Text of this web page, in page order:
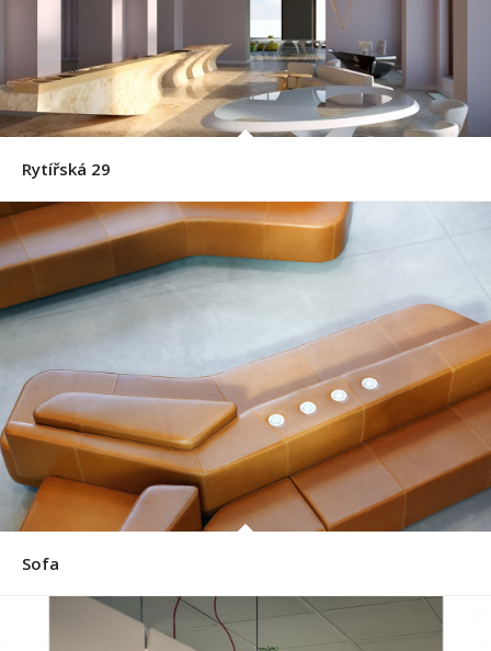
Rytířská 29
Sofa